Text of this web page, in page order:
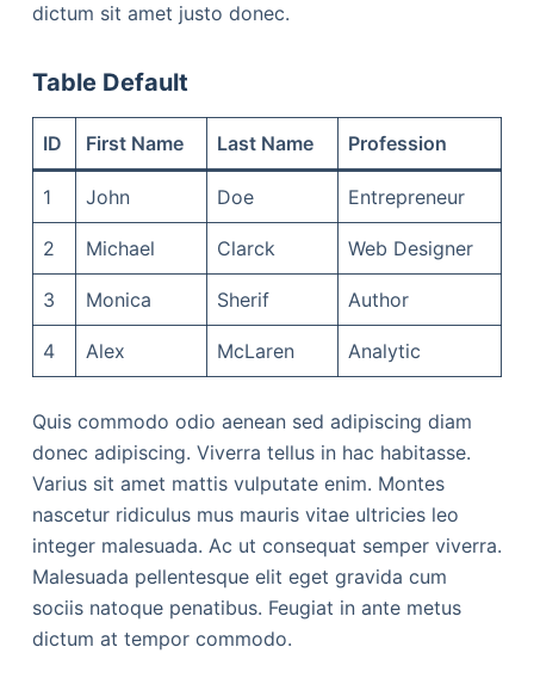
dictum sit amet justo donec.
Table Default
ID First Name Last Name Profession
1 John Doe Entrepreneur
2 Michael Clarck Web Designer
3 Monica Sherif Author
4 Alex McLaren Analytic
Quis commodo odio aenean sed adipiscing diam
donec adipiscing. Viverra tellus in hac habitasse.
Varius sit amet mattis vulputate enim. Montes
nascetur ridiculus mus mauris vitae ultricies leo
integer malesuada. Ac ut consequat semper viverra.
Malesuada pellentesque elit eget gravida cum
sociis natoque penatibus. Feugiat in ante metus
dictum at tempor commodo.